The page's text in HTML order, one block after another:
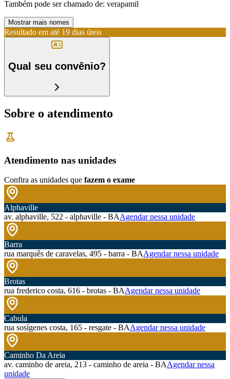
Também pode ser chamado de: verapamil
Mostrar mais nomes
Resultado em até 19 dias úteis
Qual seu convênio?
Sobre o atendimento
Atendimento nas unidades
Confira as unidades que fazem o exame
Alphaville
av. alphaville, 522 - alphaville - BAAgendar nessa unidade
Barra
rua marquês de caravelas, 495 - barra - BAAgendar nessa unidade
Brotas
rua frederico costa, 616 - brotas - BAAgendar nessa unidade
Cabula
rua sosígenes costa, 165 - resgate - BAAgendar nessa unidade
Caminho Da Areia
av. caminho de areia, 213 - caminho de areia - BAAgendar nessa
unidade